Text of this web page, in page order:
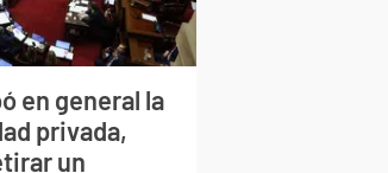
en general la
privada,
un